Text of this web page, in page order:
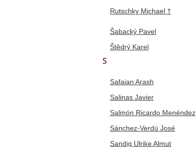
Rutschky Michael †
Šabacký Pavel
Štědrý Karel
S
Safaian Arash
Salinas Javier
Salmón Ricardo Menéndez
Sánchez-Verdú José
Sandig Ulrike Almut